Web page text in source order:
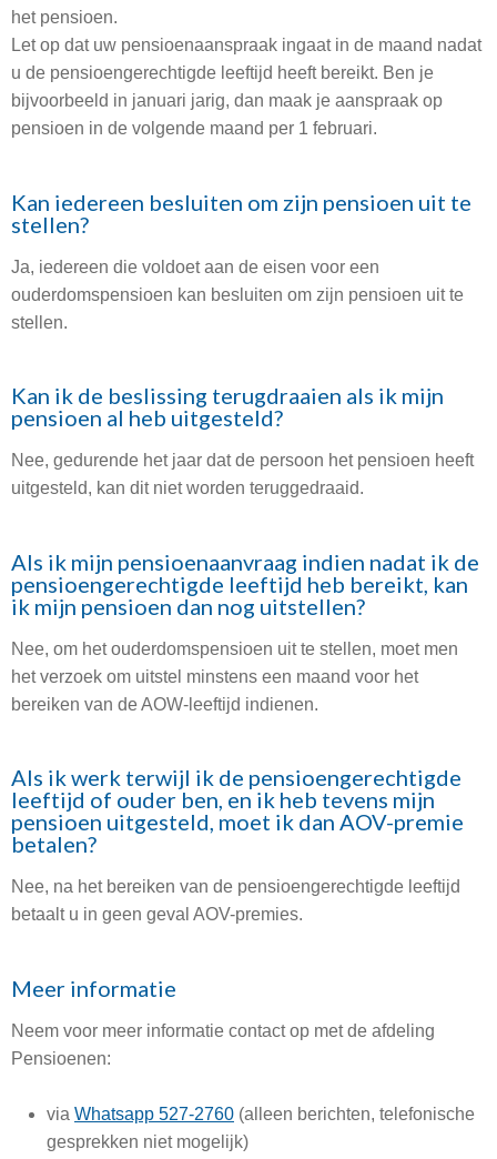
het pensioen.
Let op dat uw pensioenaanspraak ingaat in de maand nadat
u de pensioengerechtigde leeftijd heeft bereikt. Ben je
bijvoorbeeld in januari jarig, dan maak je aanspraak op
pensioen in de volgende maand per 1 februari.
Kan iedereen besluiten om zijn pensioen uit te
stellen?
Ja, iedereen die voldoet aan de eisen voor een
ouderdomspensioen kan besluiten om zijn pensioen uit te
stellen.
Kan ik de beslissing terugdraaien als ik mijn
pensioen al heb uitgesteld?
Nee, gedurende het jaar dat de persoon het pensioen heeft
uitgesteld, kan dit niet worden teruggedraaid.
Als ik mijn pensioenaanvraag indien nadat ik de
pensioengerechtigde leeftijd heb bereikt, kan
ik mijn pensioen dan nog uitstellen?
Nee, om het ouderdomspensioen uit te stellen, moet men
het verzoek om uitstel minstens een maand voor het
bereiken van de AOW-leeftijd indienen.
Als ik werk terwijl ik de pensioengerechtigde
leeftijd of ouder ben, en ik heb tevens mijn
pensioen uitgesteld, moet ik dan AOV-premie
betalen?
Nee, na het bereiken van de pensioengerechtigde leeftijd
betaalt u in geen geval AOV-premies.
Meer informatie
Neem voor meer informatie contact op met de afdeling
Pensioenen:
via Whatsapp 527-2760 (alleen berichten, telefonische
gesprekken niet mogelijk)